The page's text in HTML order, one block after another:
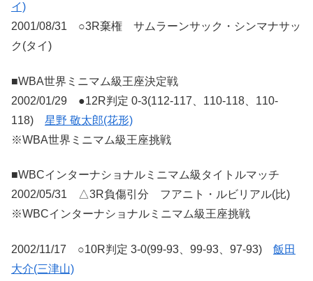
イ)
2001/08/31 ○3R棄権 サムラーンサック・シンマナサッ
ク(タイ)
■WBA世界ミニマム級王座決定戦
2002/01/29 ●12R判定 0-3(112-117、110-118、110-
118) 星野 敬太郎(花形)
※WBA世界ミニマム級王座挑戦
■WBCインターナショナルミニマム級タイトルマッチ
2002/05/31 △3R負傷引分 フアニト・ルビリアル(比)
※WBCインターナショナルミニマム級王座挑戦
2002/11/17 ○10R判定 3-0(99-93、99-93、97-93) 飯田
大介(三津山)